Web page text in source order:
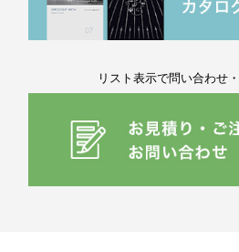
リスト表示で問い合わせ